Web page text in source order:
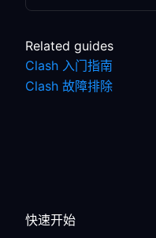
Related guides
Clash 入门指南
Clash 故障排除
快速开始